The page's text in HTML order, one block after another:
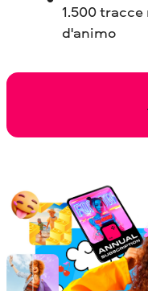
1.500
d'animo